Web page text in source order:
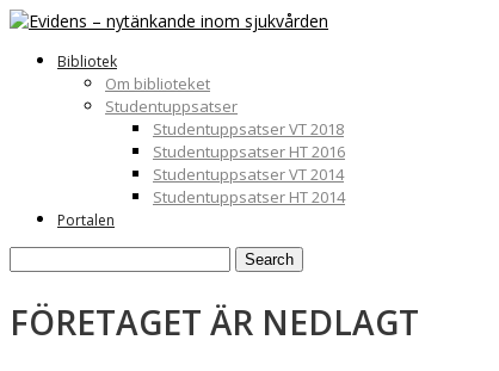
Bibliotek
Om biblioteket
Studentuppsatser
Studentuppsatser VT 2018
Studentuppsatser HT 2016
Studentuppsatser VT 2014
Studentuppsatser HT 2014
Portalen
Search
FÖRETAGET ÄR NEDLAGT